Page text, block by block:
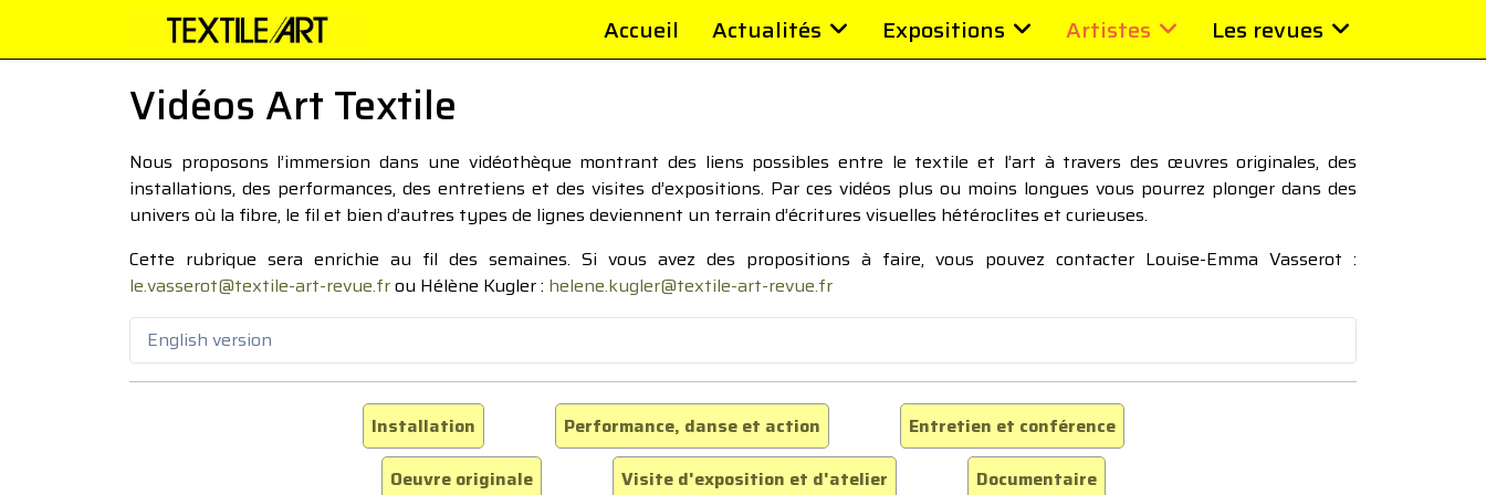
Accueil Actualités Expositions Artistes Les revues
Vidéos Art Textile
Nous proposons l’immersion dans une vidéothèque montrant des liens possibles entre le textile et l’art à travers des œuvres originales, des
installations, des performances, des entretiens et des visites d’expositions. Par ces vidéos plus ou moins longues vous pourrez plonger dans des
univers où la fibre, le fil et bien d’autres types de lignes deviennent un terrain d’écritures visuelles hétéroclites et curieuses.
Cette rubrique sera enrichie au fil des semaines. Si vous avez des propositions à faire, vous pouvez contacter Louise-Emma Vasserot :
le.vasserot@textile-art-revue.frou Hélène Kugler : helene.kugler@textile-art-revue.fr
English version
Installation Performance, danse et action
Entretien et conférence
Oeuvre originale
Visite d'exposition et d'atelier Documentaire